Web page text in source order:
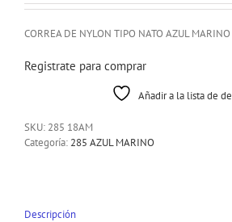
CORREA DE NYLON TIPO NATO AZUL
Registrate para comprar
Añadir a la lista de
SKU: 285 18AM
Categoría: 285 AZUL MARINO
Descripción